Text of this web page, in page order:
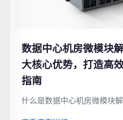
数据中心机房微模块
大核心优势，打造高
指南
什么是数据中心机房微模块